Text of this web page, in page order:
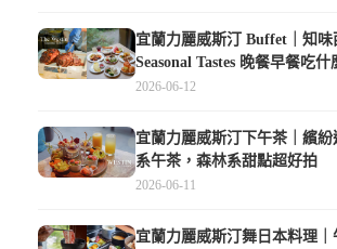
宜蘭力麗威斯汀 Buffet｜知味
Seasonal Tastes 晚餐早餐吃什
2026-06-12
宜蘭力麗威斯汀下午茶｜繽紛
系午茶，森林系甜點超好拍
2026-06-11
宜蘭力麗威斯汀舞日本料理｜